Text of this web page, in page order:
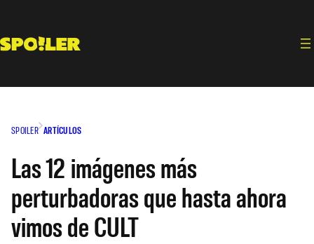
contenido
SPOILER ARTÍCULOS
Las 12 imágenes más
perturbadoras que hasta ahora
vimos de CULT